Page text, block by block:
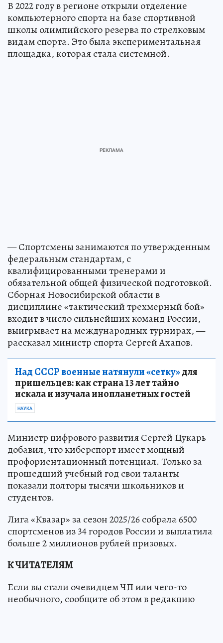
В 2022 году в регионе открыли отделение
компьютерного спорта на базе спортивной
школы олимпийского резерва по стрелковым
видам спорта. Это была экспериментальная
площадка, которая стала системной.
— Спортсмены занимаются по утвержденным
федеральным стандартам, с
квалифицированными тренерами и
обязательной общей физической подготовкой.
Сборная Новосибирской области в
дисциплине «тактический трехмерный бой»
входит в число сильнейших команд России,
выигрывает на международных турнирах, —
рассказал министр спорта Сергей Ахапов.
Над СССР военные натянули «сетку»для
пришельцев: как страна 13 лет тайно
искала и изучала инопланетных гостей
НАУКА
Министр цифрового развития Сергей Цукарь
добавил, что киберспорт имеет мощный
профориентационный потенциал. Только за
прошедший учебный год свои таланты
показали полторы тысячи школьников и
студентов.
Лига «Квазар» за сезон 2025/26 собрала 6500
спортсменов из 34 городов России и выплатила
больше 2 миллионов рублей призовых.
К ЧИТАТЕЛЯМ
Если вы стали очевидцем ЧП или чего-то
необычного, сообщите об этом в редакцию